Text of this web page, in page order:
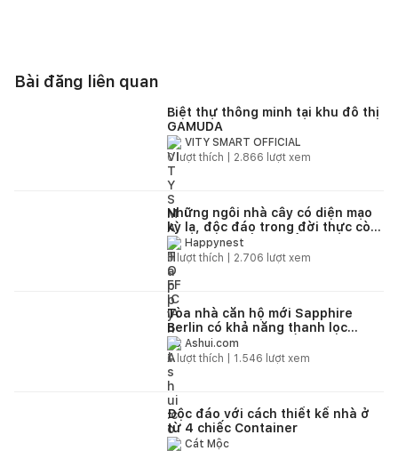
Bài đăng liên quan
Biệt thự thông minh tại khu đô thị
GAMUDA
VITY SMART OFFICIAL
0lượt thích | 2.866 lượt xem
Những ngôi nhà cây có diện mạo
kỳ lạ, độc đáo trong đời thực còn
hơn cả từ thế giới cổ tích
Happynest
0 lượt thích | 2.706 lượt xem
Tòa nhà căn hộ mới Sapphire
Berlin có khả năng thanh lọc
không khí thành phố
Ashui.com
0lượt thích | 1.546 lượt xem
Độc đáo với cách thiết kế nhà ở
từ 4 chiếc Container
Cát Mộc